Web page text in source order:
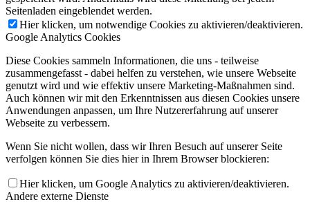
Seitenladen eingeblendet werden.
Hier klicken, um notwendige Cookies zu aktivieren/deaktivieren.
Google Analytics Cookies
Diese Cookies sammeln Informationen, die uns - teilweise
zusammengefasst - dabei helfen zu verstehen, wie unsere Webseite
genutzt wird und wie effektiv unsere Marketing-Maßnahmen sind.
Auch können wir mit den Erkenntnissen aus diesen Cookies unsere
Anwendungen anpassen, um Ihre Nutzererfahrung auf unserer
Webseite zu verbessern.
Wenn Sie nicht wollen, dass wir Ihren Besuch auf unserer Seite
verfolgen können Sie dies hier in Ihrem Browser blockieren:
Hier klicken, um Google Analytics zu aktivieren/deaktivieren.
Andere externe Dienste